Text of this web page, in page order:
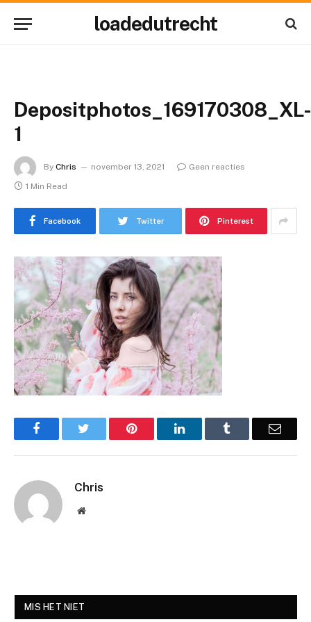
loadedutrecht
1
By Chris november 13, 2021
Geen reacties
1 Min Read
Facebook Twitter Pinterest
Facebook Pinterest LinkedIn Email
Chris
Website
MIS HET NIET